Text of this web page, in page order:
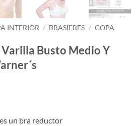
INTERIOR / BRASIERES / COPA
Busto Medio Y
un bra reductor